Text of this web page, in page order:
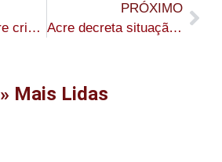
Governo do Acre cria Prêmio OCA para valorizar excelência no atendimento ao cidadão
PRÓXIMO
Acre decreta situação de emergência em saúde por risco de surto de sarampo
» Mais Lidas